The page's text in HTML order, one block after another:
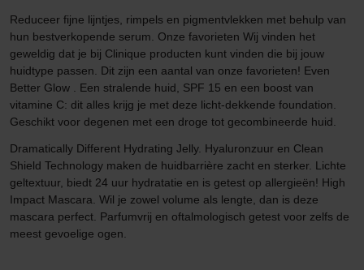
Reduceer fijne lijntjes, rimpels en pigmentvlekken met behulp van
hun bestverkopende serum. Onze favorieten Wij vinden het
geweldig dat je bij Clinique producten kunt vinden die bij jouw
huidtype passen. Dit zijn een aantal van onze favorieten! Even
Better Glow . Een stralende huid, SPF 15 en een boost van
vitamine C: dit alles krijg je met deze licht-dekkende foundation.
Geschikt voor degenen met een droge tot gecombineerde huid.
Dramatically Different Hydrating Jelly. Hyaluronzuur en Clean
Shield Technology maken de huidbarrière zacht en sterker. Lichte
geltextuur, biedt 24 uur hydratatie en is getest op allergieën! High
Impact Mascara. Wil je zowel volume als lengte, dan is deze
mascara perfect. Parfumvrij en oftalmologisch getest voor zelfs de
meest gevoelige ogen.